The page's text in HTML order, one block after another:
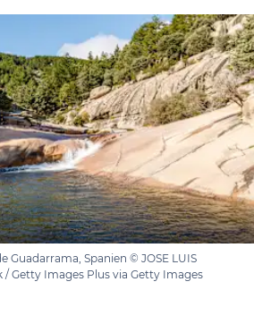
Guadarrama, Spanien © JOSE LUIS
/ Getty Images Plus via Getty Images